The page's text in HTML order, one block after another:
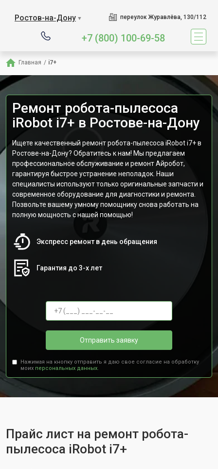
Ростов-на-Дону ▼ переулок Журавлёва, 130/112
+7 (800) 100-69-58
Главная / i7+
Ремонт робота-пылесоса
iRobot i7+ в Ростове-на-Дону
Ищете качественный ремонт робота-пылесоса iRobot i7+ в
Ростове-на-Дону? Обратитесь к нам! Мы предлагаем
профессиональное обслуживание и ремонт Айробот,
гарантируя быстрое устранение неполадок. Наши
специалисты используют только оригинальные запчасти и
современное оборудование для диагностики и ремонта.
Позвольте вашему умному помощнику снова работать на
полную мощность с нашей помощью!
Экспресс ремонт в день обращения
Гарантия до 3-х лет
Отправить заявку
Нажимая на кнопку отправить я даю свое согласие на обработку
моих персональных данных.
Прайс лист на ремонт робота-
пылесоса iRobot i7+